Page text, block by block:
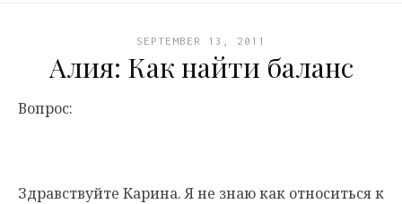
SEPTEMBER 13, 2011
Алия: Как найти баланс
Вопрос:
Здравствуйте Карина. Я не знаю как относиться к